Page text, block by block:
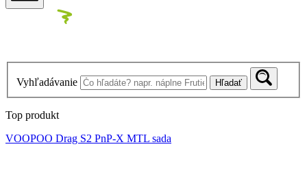
Vyhľadávanie Hľadať
Top produkt
VOOPOO Drag S2 PnP-X MTL sada